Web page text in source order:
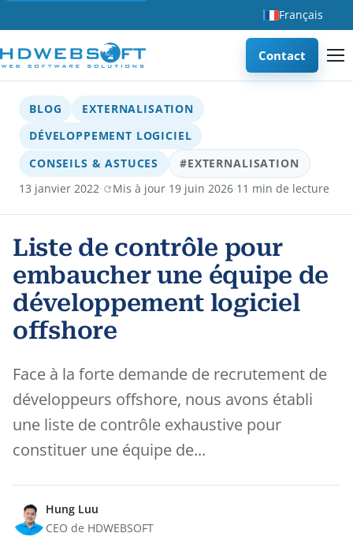
Français
Contact
BLOG
EXTERNALISATION
DÉVELOPPEMENT LOGICIEL
CONSEILS & ASTUCES
#EXTERNALISATION
13 janvier 2022· Mis à jour 19 juin 2026·11 min de lecture
Liste de contrôle pour
embaucher une équipe de
développement logiciel
offshore
Face à la forte demande de recrutement de
développeurs offshore, nous avons établi
une liste de contrôle exhaustive pour
constituer une équipe de...
Hung Luu
CEO de HDWEBSOFT